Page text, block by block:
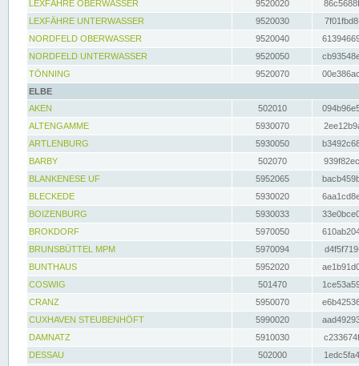
LEXFÄHRE OBERWASSER
9520020
LEXFÄHRE UNTERWASSER
9520030
NORDFELD OBERWASSER
9520040
NORDFELD UNTERWASSER
9520050
TÖNNING
9520070
ELBE
AKEN
502010
ALTENGAMME
5930070
ARTLENBURG
5930050
BARBY
502070
BLANKENESE UF
5952065
BLECKEDE
5930020
BOIZENBURG
5930033
BROKDORF
5970050
BRUNSBÜTTEL MPM
5970094
BUNTHAUS
5952020
COSWIG
501470
CRANZ
5950070
CUXHAVEN STEUBENHÖFT
5990020
DAMNATZ
5910030
DESSAU
502000